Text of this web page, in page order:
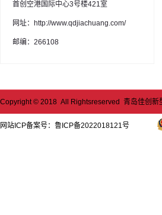
首创空港国际中心3号楼421室
网址：http://www.qdjiachuang.com/
邮编：266108
Copyright © 2018 All Rightsreserved 青岛佳创新
网站ICP备案号： 鲁ICP备2022018121号